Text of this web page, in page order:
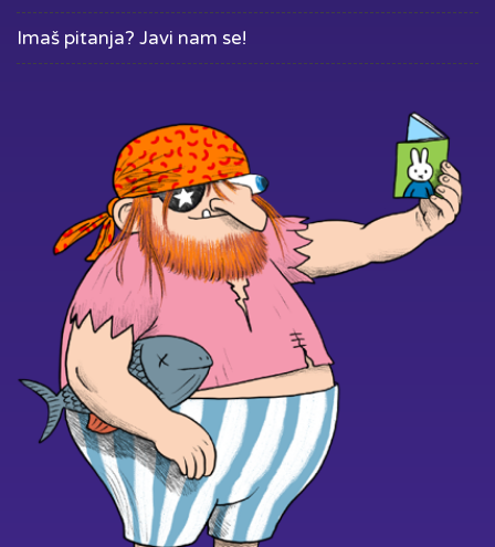
Imaš pitanja? Javi nam se!